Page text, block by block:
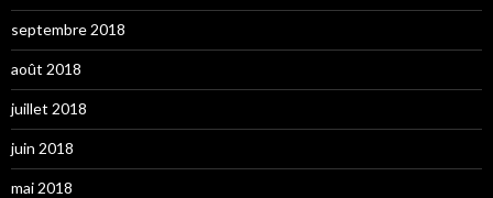
septembre 2018
août 2018
juillet 2018
juin 2018
mai 2018